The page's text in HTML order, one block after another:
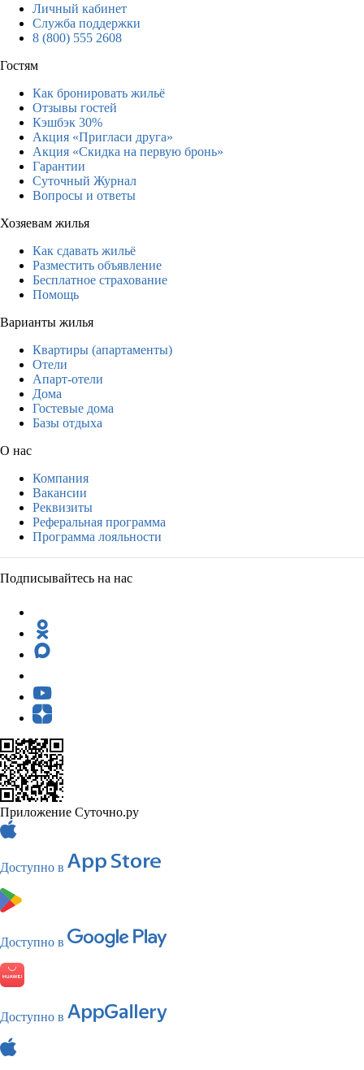
Личный кабинет
Служба поддержки
8 (800) 555 2608
Гостям
Как бронировать жильё
Отзывы гостей
Кэшбэк 30%
Акция «Пригласи друга»
Акция «Скидка на первую бронь»
Гарантии
Суточный Журнал
Вопросы и ответы
Хозяевам жилья
Как сдавать жильё
Разместить объявление
Бесплатное страхование
Помощь
Варианты жилья
Квартиры (апартаменты)
Отели
Апарт-отели
Дома
Гостевые дома
Базы отдыха
О нас
Компания
Вакансии
Реквизиты
Реферальная программа
Программа лояльности
Подписывайтесь на нас
Приложение Суточно.ру
Доступно в
Доступно в
Доступно в